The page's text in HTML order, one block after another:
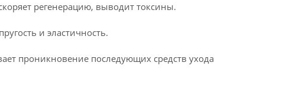
регенерацию, выводит токсины.
и эластичность.
проникновение последующих средств ухода